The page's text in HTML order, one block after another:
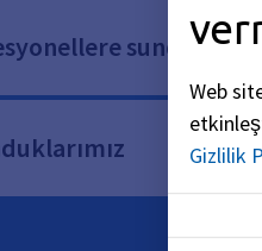
Web
Gizlilik